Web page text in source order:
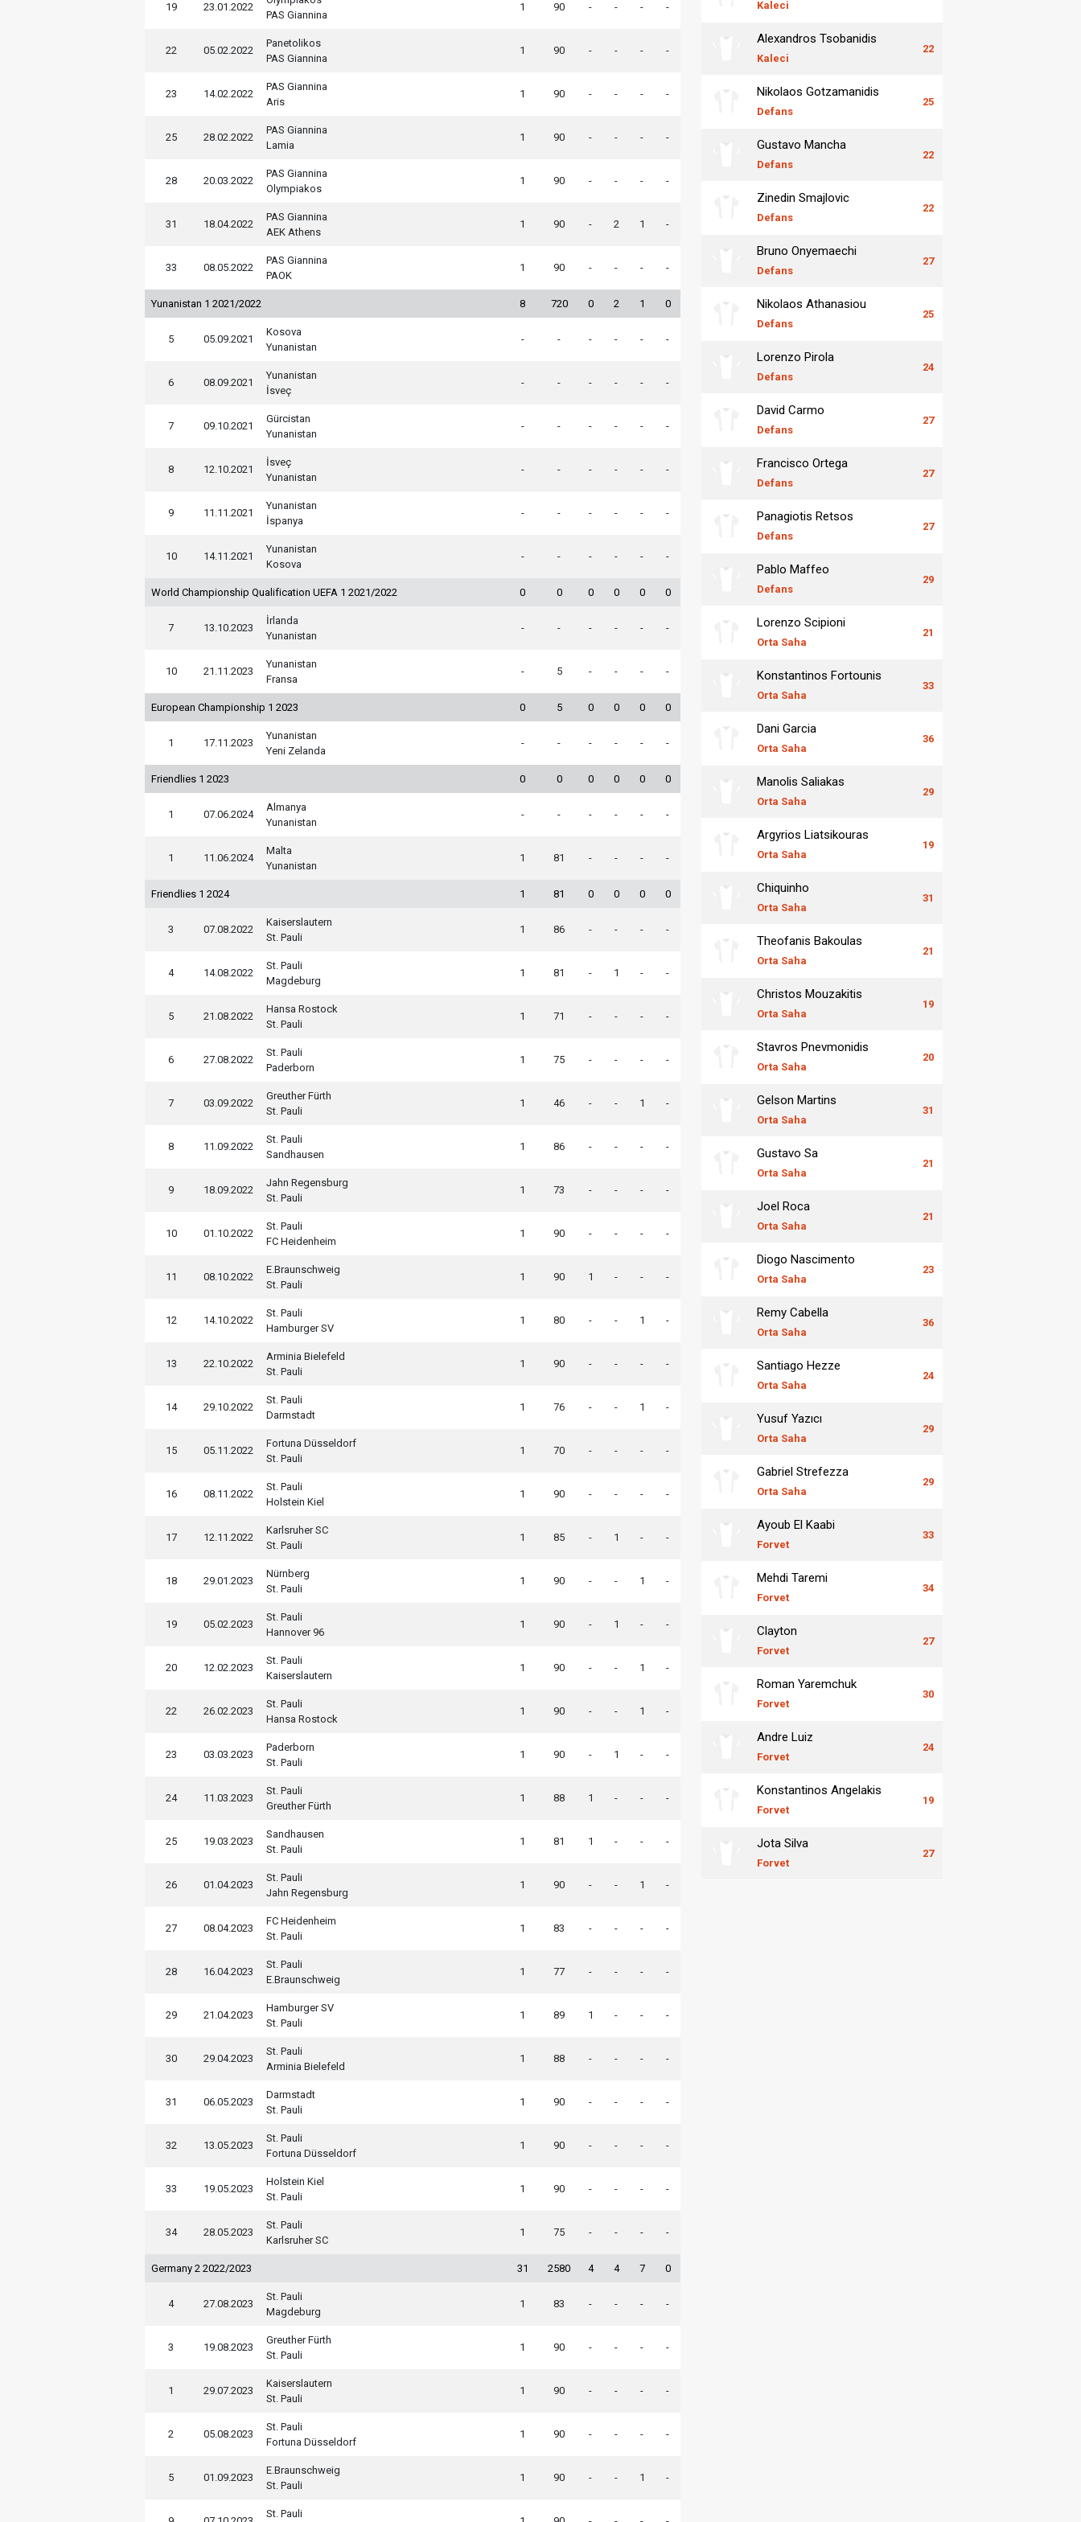
19 23.01.2022
PAS Giannina
1 90 - - - -
22 05.02.2022
Panetolikos
PAS Giannina
1 90 - - - -
23 14.02.2022
PAS Giannina
Aris
1 90 - - - -
25 28.02.2022
PAS Giannina
Lamia
1 90 - - - -
28 20.03.2022
PAS Giannina
Olympiakos
1 90 - - - -
31 18.04.2022
PAS Giannina
AEK Athens
1 90 - 2 1 -
33 08.05.2022
PAS Giannina
PAOK
1 90 - - - -
Yunanistan 1 2021/2022 8 720 0 2 1 0
5 05.09.2021
Kosova
Yunanistan
- - - - - -
6 08.09.2021
Yunanistan
İsveç
- - - - - -
7 09.10.2021
Gürcistan
Yunanistan
- - - - - -
8 12.10.2021
İsveç
Yunanistan
- - - - - -
9 11.11.2021
Yunanistan
İspanya
- - - - - -
10 14.11.2021
Yunanistan
Kosova
- - - - - -
World Championship Qualification UEFA 1 2021/2022 0 0 0 0 0 0
7 13.10.2023
İrlanda
Yunanistan
- - - - - -
10 21.11.2023
Yunanistan
Fransa
- 5 - - - -
European Championship 1 2023 0 5 0 0 0 0
1 17.11.2023
Yunanistan
Yeni Zelanda
- - - - - -
Friendlies 1 2023 0 0 0 0 0 0
1 07.06.2024
Almanya
Yunanistan
- - - - - -
1 11.06.2024
Malta
Yunanistan
1 81 - - - -
Friendlies 1 2024 1 81 0 0 0 0
3 07.08.2022
Kaiserslautern
St. Pauli
1 86 - - - -
4 14.08.2022
St. Pauli
Magdeburg
1 81 - 1 - -
5 21.08.2022
Hansa Rostock
St. Pauli
1 71 - - - -
6 27.08.2022
St. Pauli
Paderborn
1 75 - - - -
7 03.09.2022
Greuther Fürth
St. Pauli
1 46 - - 1 -
8 11.09.2022
St. Pauli
Sandhausen
1 86 - - - -
9 18.09.2022
Jahn Regensburg
St. Pauli
1 73 - - - -
10 01.10.2022
St. Pauli
FC Heidenheim
1 90 - - - -
11 08.10.2022
E.Braunschweig
St. Pauli
1 90 1 - - -
12 14.10.2022
St. Pauli
Hamburger SV
1 80 - - 1 -
13 22.10.2022
Arminia Bielefeld
St. Pauli
1 90 - - - -
14 29.10.2022
St. Pauli
Darmstadt
1 76 - - 1 -
15 05.11.2022
Fortuna Düsseldorf
St. Pauli
1 70 - - - -
16 08.11.2022
St. Pauli
Holstein Kiel
1 90 - - - -
17 12.11.2022
Karlsruher SC
St. Pauli
1 85 - 1 - -
18 29.01.2023
Nürnberg
St. Pauli
1 90 - - 1 -
19 05.02.2023
St. Pauli
Hannover 96
1 90 - 1 - -
20 12.02.2023
St. Pauli
Kaiserslautern
1 90 - - 1 -
22 26.02.2023
St. Pauli
Hansa Rostock
1 90 - - 1 -
23 03.03.2023
Paderborn
St. Pauli
1 90 - 1 - -
24 11.03.2023
St. Pauli
Greuther Fürth
1 88 1 - - -
25 19.03.2023
Sandhausen
St. Pauli
1 81 1 - - -
26 01.04.2023
St. Pauli
Jahn Regensburg
1 90 - - 1 -
27 08.04.2023
FC Heidenheim
St. Pauli
1 83 - - - -
28 16.04.2023
St. Pauli
E.Braunschweig
1 77 - - - -
29 21.04.2023
Hamburger SV
St. Pauli
1 89 1 - - -
30 29.04.2023
St. Pauli
Arminia Bielefeld
1 88 - - - -
31 06.05.2023
Darmstadt
St. Pauli
1 90 - - - -
32 13.05.2023
St. Pauli
Fortuna Düsseldorf
1 90 - - - -
33 19.05.2023
Holstein Kiel
St. Pauli
1 90 - - - -
34 28.05.2023
St. Pauli
Karlsruher SC
1 75 - - - -
Germany 2 2022/2023 31 2580 4 4 7 0
4 27.08.2023
St. Pauli
Magdeburg
1 83 - - - -
3 19.08.2023
Greuther Fürth
St. Pauli
1 90 - - - -
1 29.07.2023
Kaiserslautern
St. Pauli
1 90 - - - -
2 05.08.2023
St. Pauli
Fortuna Düsseldorf
1 90 - - - -
5 01.09.2023
E.Braunschweig
St. Pauli
1 90 - - 1 -
St. Pauli
Kaleci
Alexandros Tsobanidis
Kaleci
22
Nikolaos Gotzamanidis
Defans
25
Gustavo Mancha
Defans
22
Zinedin Smajlovic
Defans
22
Bruno Onyemaechi
Defans
27
Nikolaos Athanasiou
Defans
25
Lorenzo Pirola
Defans
24
David Carmo
Defans
27
Francisco Ortega
Defans
27
Panagiotis Retsos
Defans
27
Pablo Maffeo
Defans
29
Lorenzo Scipioni
Orta Saha
21
Konstantinos Fortounis
Orta Saha
33
Dani Garcia
Orta Saha
36
Manolis Saliakas
Orta Saha
29
Argyrios Liatsikouras
Orta Saha
19
Chiquinho
Orta Saha
31
Theofanis Bakoulas
Orta Saha
21
Christos Mouzakitis
Orta Saha
19
Stavros Pnevmonidis
Orta Saha
20
Gelson Martins
Orta Saha
31
Gustavo Sa
Orta Saha
21
Joel Roca
Orta Saha
21
Diogo Nascimento
Orta Saha
23
Remy Cabella
Orta Saha
36
Santiago Hezze
Orta Saha
24
Yusuf Yazıcı
Orta Saha
29
Gabriel Strefezza
Orta Saha
29
Ayoub El Kaabi
Forvet
33
Mehdi Taremi
Forvet
34
Clayton
Forvet
27
Roman Yaremchuk
Forvet
30
Andre Luiz
Forvet
24
Konstantinos Angelakis
Forvet
19
Jota Silva
Forvet
27